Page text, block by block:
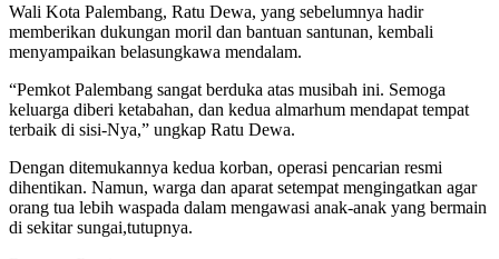
Wali Kota Palembang, Ratu Dewa, yang sebelumnya hadir
memberikan dukungan moril dan bantuan santunan, kembali
menyampaikan belasungkawa mendalam.
“Pemkot Palembang sangat berduka atas musibah ini. Semoga
keluarga diberi ketabahan, dan kedua almarhum mendapat tempat
terbaik di sisi-Nya,” ungkap Ratu Dewa.
Dengan ditemukannya kedua korban, operasi pencarian resmi
dihentikan. Namun, warga dan aparat setempat mengingatkan agar
orang tua lebih waspada dalam mengawasi anak-anak yang bermain
di sekitar sungai,tutupnya.